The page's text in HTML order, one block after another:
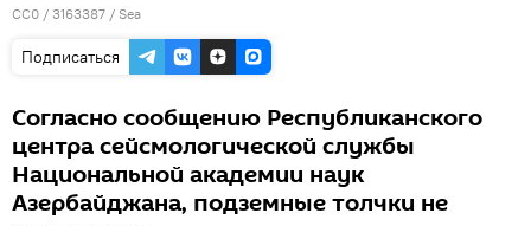
CC0 / 3163387 / Sea
Подписаться
Согласно сообщению Республиканского
центра сейсмологической службы
Национальной академии наук
Азербайджана, подземные толчки не